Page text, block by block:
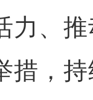
力、
措，